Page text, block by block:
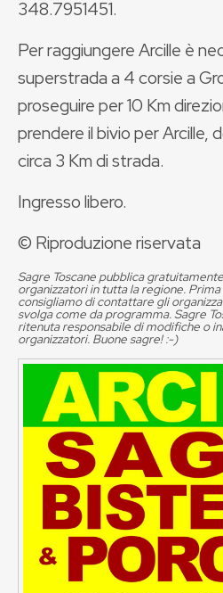
348.7951451.
Per raggiungere Arcille è
superstrada a 4 corsie a
proseguire per 10 Km
prendere il bivio per Arcille,
circa 3 Km di strada.
Ingresso libero.
© Riproduzione riservata
Sagre Toscane pubblica
organizzatori in tutta la regione.
consigliamo di contattare gli
svolga come da programma. Sagre
ritenuta responsabile di modifiche o
organizzatori. Buone sagre! :-)